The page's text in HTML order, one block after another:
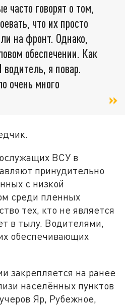
часто говорят о том,
что их просто
на фронт. Однако,
обеспечении. Как
я повар.
очень много
ВСУ в
принудительно
с низкой
среди пленных
тех, кто не является
в тылу. Водителями,
обеспечивающих
закрепляется на ранее
населённых пунктов
Яр, Рубежное,